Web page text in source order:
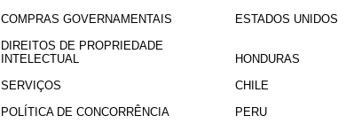
COMPRAS GOVERNAMENTAIS
DIREITOS DE PROPRIEDADE
INTELECTUAL
SERVIÇOS
POLÍTICA DE CONCORRÊNCIA
ESTADOS UNIDOS
HONDURAS
CHILE
PERU